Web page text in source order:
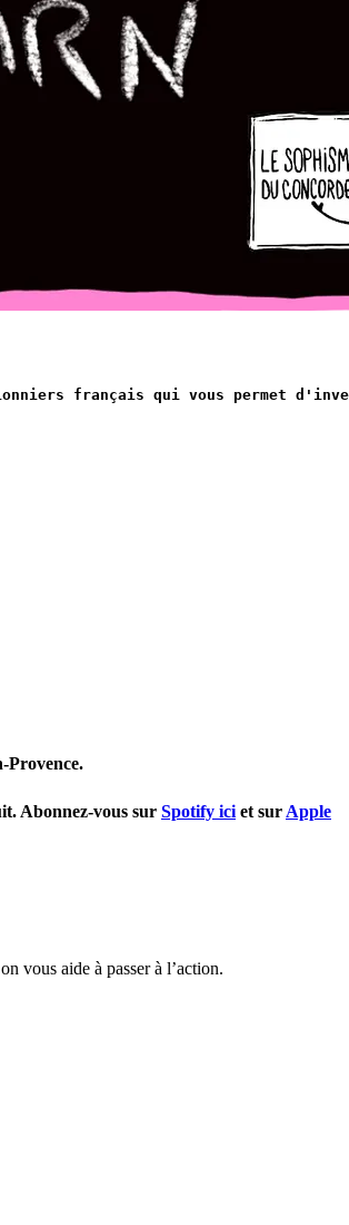
français qui vous permet
Provence.
Abonnez-vous sur Spotify ici et sur Apple
vous aide à passer à l’action.